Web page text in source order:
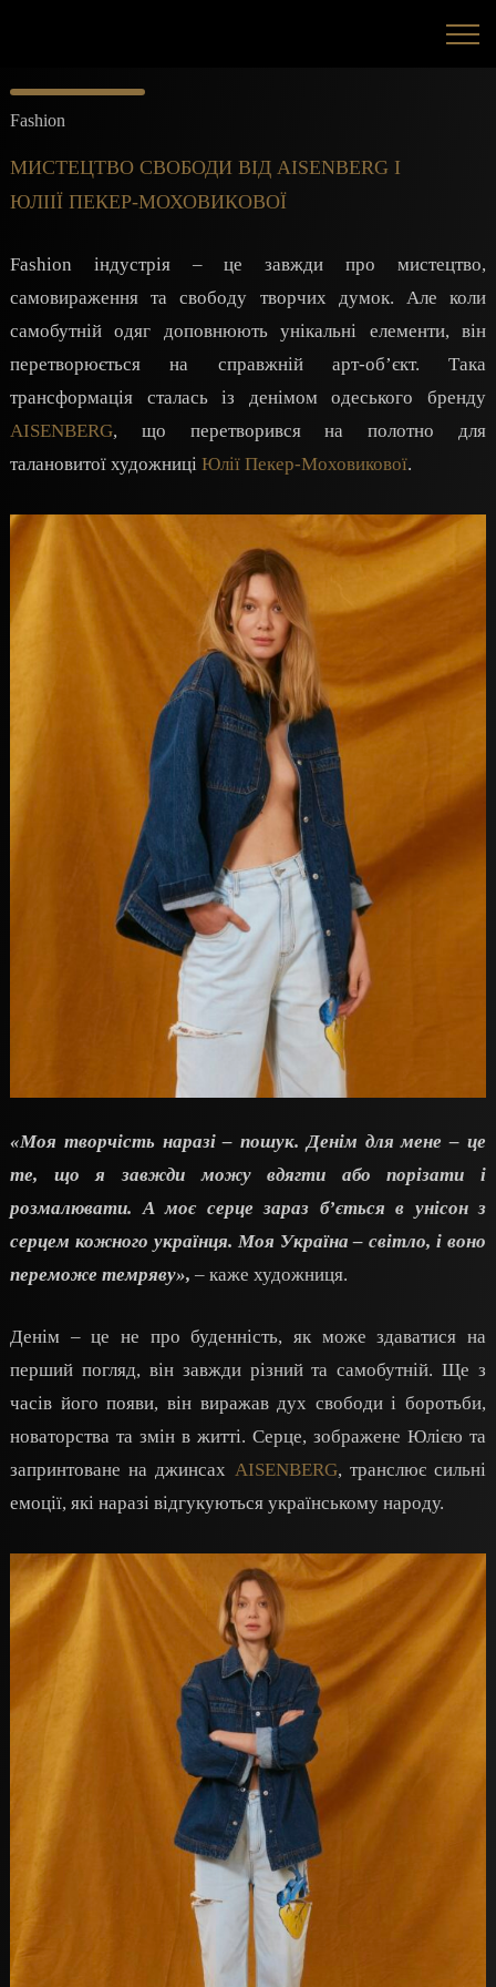
Fashion
МИСТЕЦТВО СВОБОДИ ВІД AISENBERG І
ЮЛІІЇ ПЕКЕР-МОХОВИКОВОЇ
Fashion індустрія – це завжди про мистецтво,
самовираження та свободу творчих думок. Але коли
самобутній одяг доповнюють унікальні елементи, він
перетворюється на справжній арт-об’єкт. Така
трансформація сталась із денімом одеського бренду
AISENBERG, що перетворився на полотно для
талановитої художниці Юлії Пекер-Моховикової.
«Моя творчість наразі – пошук. Денім для мене – це
те, що я завжди можу вдягти або порізати і
розмалювати. А моє серце зараз б’ється в унісон з
серцем кожного українця. Моя Україна – світло, і воно
переможе темряву», – каже художниця.
Денім – це не про буденність, як може здаватися на
перший погляд, він завжди різний та самобутній. Ще з
часів його появи, він виражав дух свободи і боротьби,
новаторства та змін в житті. Серце, зображене Юлією та
запринтоване на джинсах AISENBERG, транслює сильні
емоції, які наразі відгукуються українському народу.